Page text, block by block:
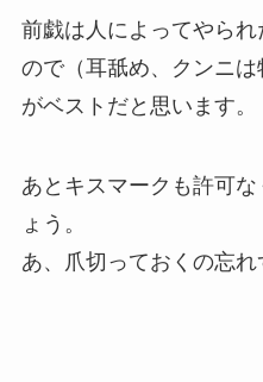
前戯は人によってやら
ので（耳舐め、クンニ
がベストだと思います。
あとキスマークも許可
ょう。
あ、爪切っておくの忘れ